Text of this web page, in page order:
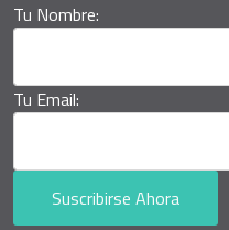
Tu Nombre:
Tu Email:
Suscribirse Ahora